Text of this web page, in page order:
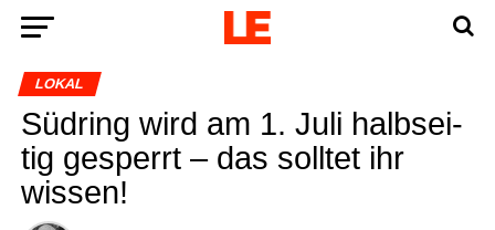
LOKAL
Süd­ring wird am 1. Juli halb­sei­
tig gesperrt – das soll­tet ihr
wissen!